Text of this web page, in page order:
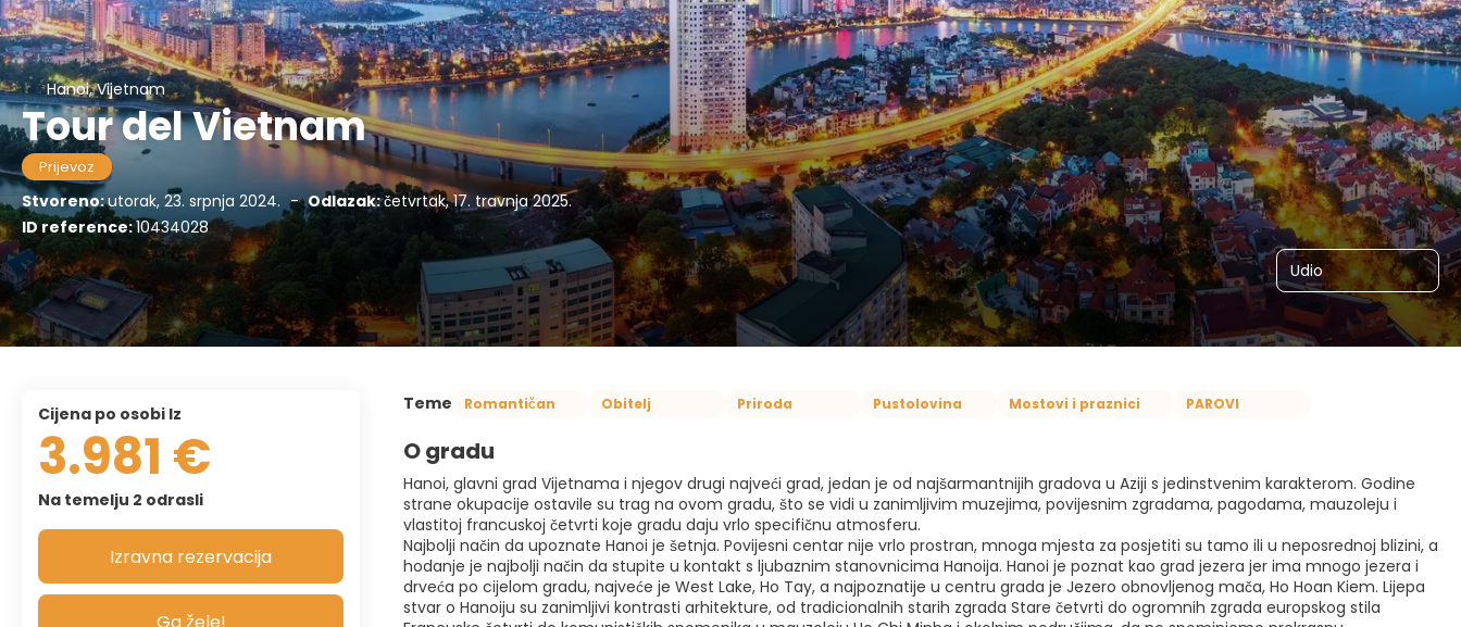
Hanoi, Vijetnam
Tour del Vietnam
Prijevoz
Stvoreno:utorak, 23. srpnja 2024. - Odlazak:četvrtak, 17. travnja 2025.
ID reference:10434028
Udio
Teme Romantičan Obitelj Priroda Pustolovina Mostovi i praznici PAROVI
O gradu
Hanoi, glavni grad Vijetnama i njegov drugi najveći grad, jedan je od najšarmantnijih gradova u Aziji s jedinstvenim karakterom. Godine
strane okupacije ostavile su trag na ovom gradu, što se vidi u zanimljivim muzejima, povijesnim zgradama, pagodama, mauzoleju i
vlastitoj francuskoj četvrti koje gradu daju vrlo specifičnu atmosferu.
Najbolji način da upoznate Hanoi je šetnja. Povijesni centar nije vrlo prostran, mnoga mjesta za posjetiti su tamo ili u neposrednoj blizini, a
hodanje je najbolji način da stupite u kontakt s ljubaznim stanovnicima Hanoija. Hanoi je poznat kao grad jezera jer ima mnogo jezera i
drveća po cijelom gradu, najveće je West Lake, Ho Tay, a najpoznatije u centru grada je Jezero obnovljenog mača, Ho Hoan Kiem. Lijepa
stvar o Hanoiju su zanimljivi kontrasti arhitekture, od tradicionalnih starih zgrada Stare četvrti do ogromnih zgrada europskog stila
cijena po osobi Iz
3.981 €
Na temelju 2 odrasli
Izravna rezervacija
Ga žele!